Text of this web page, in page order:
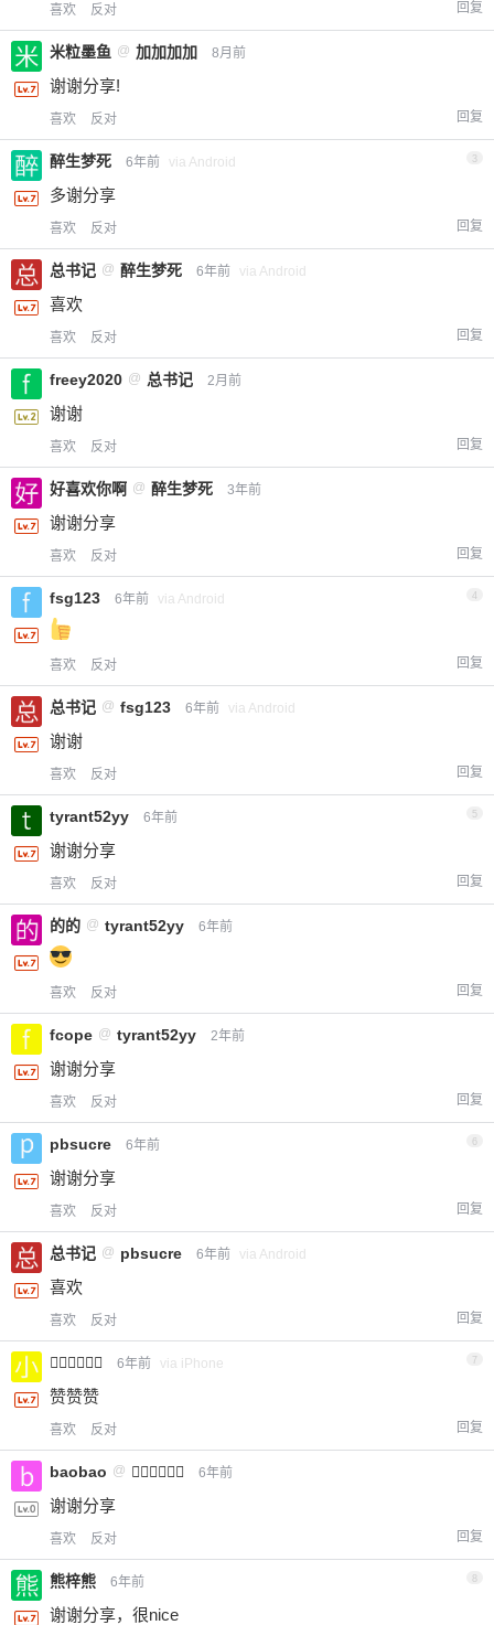
喜欢 反对 回复
米粒墨鱼 @ 加加加加 8月前
谢谢分享!
喜欢 反对 回复
醉生梦死 6年前 via Android 3
多谢分享
喜欢 反对 回复
总书记 @ 醉生梦死 6年前 via Android
喜欢
喜欢 反对 回复
freey2020 @ 总书记 2月前
谢谢
喜欢 反对 回复
好喜欢你啊 @ 醉生梦死 3年前
谢谢分享
喜欢 反对 回复
fsg123 6年前 via Android 4
喜欢 反对 回复
总书记 @ fsg123 6年前 via Android
谢谢
喜欢 反对 回复
tyrant52yy 6年前 5
谢谢分享
喜欢 反对 回复
的的 @ tyrant52yy 6年前
喜欢 反对 回复
fcope @ tyrant52yy 2年前
谢谢分享
喜欢 反对 回复
pbsucre 6年前
谢谢分享
喜欢 反对 回复
总书记 @ pbsucre 6年前 via Android
喜欢
喜欢 反对 回复
小⃛先⃛生⃛ 6年前 via iPhone 7
赞赞赞
喜欢 反对 回复
baobao @ 小⃛先⃛生⃛ 6年前
谢谢分享
喜欢 反对 回复
熊梓熊 6年前
谢谢分享，很nice